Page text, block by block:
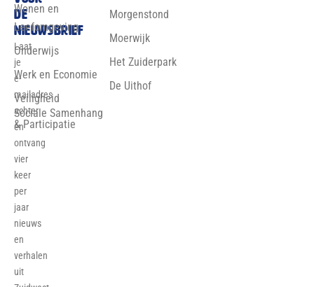
de
nieuwsbrief
Laat
je
e-
mailadres
achter
en
ontvang
vier
keer
per
jaar
nieuws
en
verhalen
uit
Wonen en
Leefomgeving
Onderwijs
Werk en Economie
Veiligheid
Sociale Samenhang
& Participatie
Morgenstond
Moerwijk
Het Zuiderpark
De Uithof